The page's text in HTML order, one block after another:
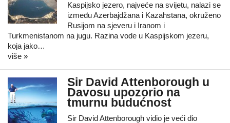
Kaspijsko jezero, najveće na svijetu, nalazi se
između Azerbajdžana i Kazahstana, okruženo
Rusijom na sjeveru i Iranom i
Turkmenistanom na jugu. Razina vode u Kaspijskom jezeru,
koja jako…
više »
Sir David Attenborough u
Davosu upozorio na
tmurnu budućnost
Sir David Attenborough vidio je veći dio